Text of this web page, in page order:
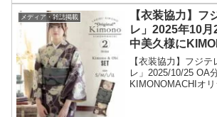
メディア・雑誌掲載
【衣装協力】フ
レ」2025年10
中美久様に
ジナル着物や帯
ました！
【衣装協力】フジ
レ」2025/10/25 OA
KIMONOMACHIオリ